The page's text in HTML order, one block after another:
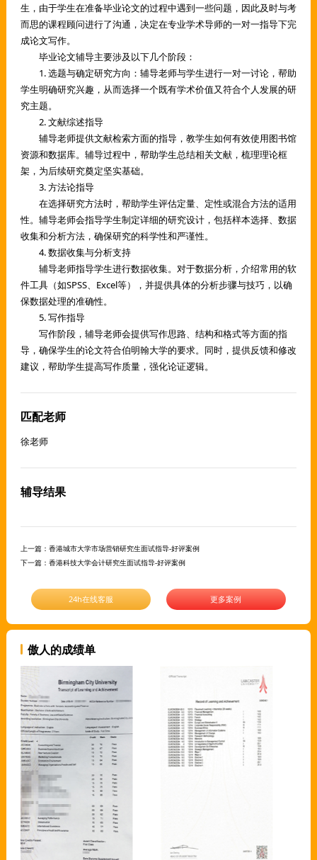
生，由于学生在准备毕业论文的过程中遇到一些问题，因此及时与考
而思的课程顾问进行了沟通，决定在专业学术导师的一对一指导下完
成论文写作。
毕业论文辅导主要涉及以下几个阶段：
1. 选题与确定研究方向：辅导老师与学生进行一对一讨论，帮助
学生明确研究兴趣，从而选择一个既有学术价值又符合个人发展的研
究主题。
2. 文献综述指导
辅导老师提供文献检索方面的指导，教学生如何有效使用图书馆
资源和数据库。辅导过程中，帮助学生总结相关文献，梳理理论框
架，为后续研究奠定坚实基础。
3. 方法论指导
在选择研究方法时，帮助学生评估定量、定性或混合方法的适用
性。辅导老师会指导学生制定详细的研究设计，包括样本选择、数据
收集和分析方法，确保研究的科学性和严谨性。
4. 数据收集与分析支持
辅导老师指导学生进行数据收集。对于数据分析，介绍常用的软
件工具（如SPSS、Excel等），并提供具体的分析步骤与技巧，以确
保数据处理的准确性。
5. 写作指导
写作阶段，辅导老师会提供写作思路、结构和格式等方面的指
导，确保学生的论文符合伯明翰大学的要求。同时，提供反馈和修改
建议，帮助学生提高写作质量，强化论证逻辑。
匹配老师
徐老师
辅导结果
上一篇： 香港城市大学市场营销研究生面试指导-好评案例
下一篇： 香港科技大学会计研究生面试指导-好评案例
24h在线客服 更多案例
傲人的成绩单